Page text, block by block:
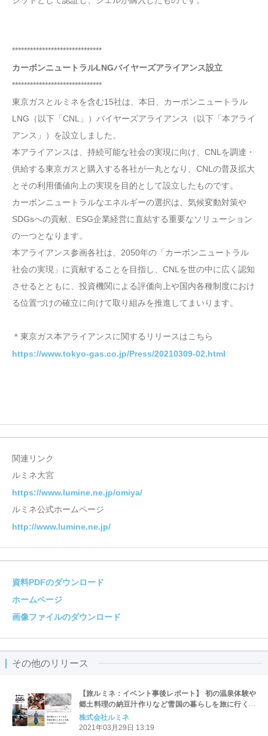
******************************
カーボンニュートラルLNGバイヤーズアライアンス設立
******************************
東京ガスとルミネを含む15社は、本日、カーボンニュートラル
LNG（以下「CNL」）バイヤーズアライアンス（以下「本アライ
アンス」）を設立しました。
本アライアンスは、持続可能な社会の実現に向け、CNLを調達・
供給する東京ガスと購入する各社が一丸となり、CNLの普及拡大
とその利用価値向上の実現を目的として設立したものです。
カーボンニュートラルなエネルギーの選択は、気候変動対策や
SDGsへの貢献、ESG企業経営に直結する重要なソリューション
の一つとなります。
本アライアンス参画各社は、2050年の「カーボンニュートラル
社会の実現」に貢献することを目指し、CNLを世の中に広く認知
させるとともに、投資機関による評価向上や国内各種制度におけ
る位置づけの確立に向けて取り組みを推進してまいります。
＊東京ガス本アライアンスに関するリリースはこちら
https://www.tokyo-gas.co.jp/Press/20210309-02.html
関連リンク
ルミネ大宮
https://www.lumine.ne.jp/omiya/
ルミネ公式ホームページ
http://www.lumine.ne.jp/
資料PDFのダウンロード
ホームページ
画像ファイルのダウンロード
その他のリリース
【旅ルミネ：イベント事後レポート】 初の温泉体験や
郷土料理の納豆汁作りなど雪国の暮らしを旅に行く前
に知れる”旅じたくの旅”
株式会社ルミネ
2021年03月29日 13:19